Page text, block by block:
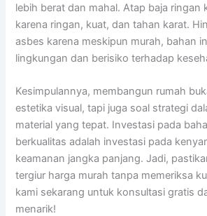
lebih berat dan mahal. Atap baja ringan
karena ringan, kuat, dan tahan karat.
asbes karena meskipun murah, bahan
lingkungan dan berisiko terhadap
Kesimpulannya, membangun rumah
estetika visual, tapi juga soal strategi
material yang tepat. Investasi pada
berkualitas adalah investasi pada
keamanan jangka panjang. Jadi,
tergiur harga murah tanpa memeriksa
kami sekarang untuk konsultasi gratis
menarik!